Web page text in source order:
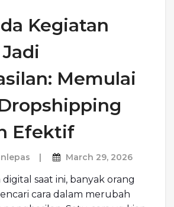
Kegiatan
Memulai
Efektif
March 29, 2026
saat ini, banyak orang
cara dalam merubah